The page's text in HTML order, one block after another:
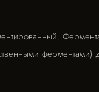
ферментами)